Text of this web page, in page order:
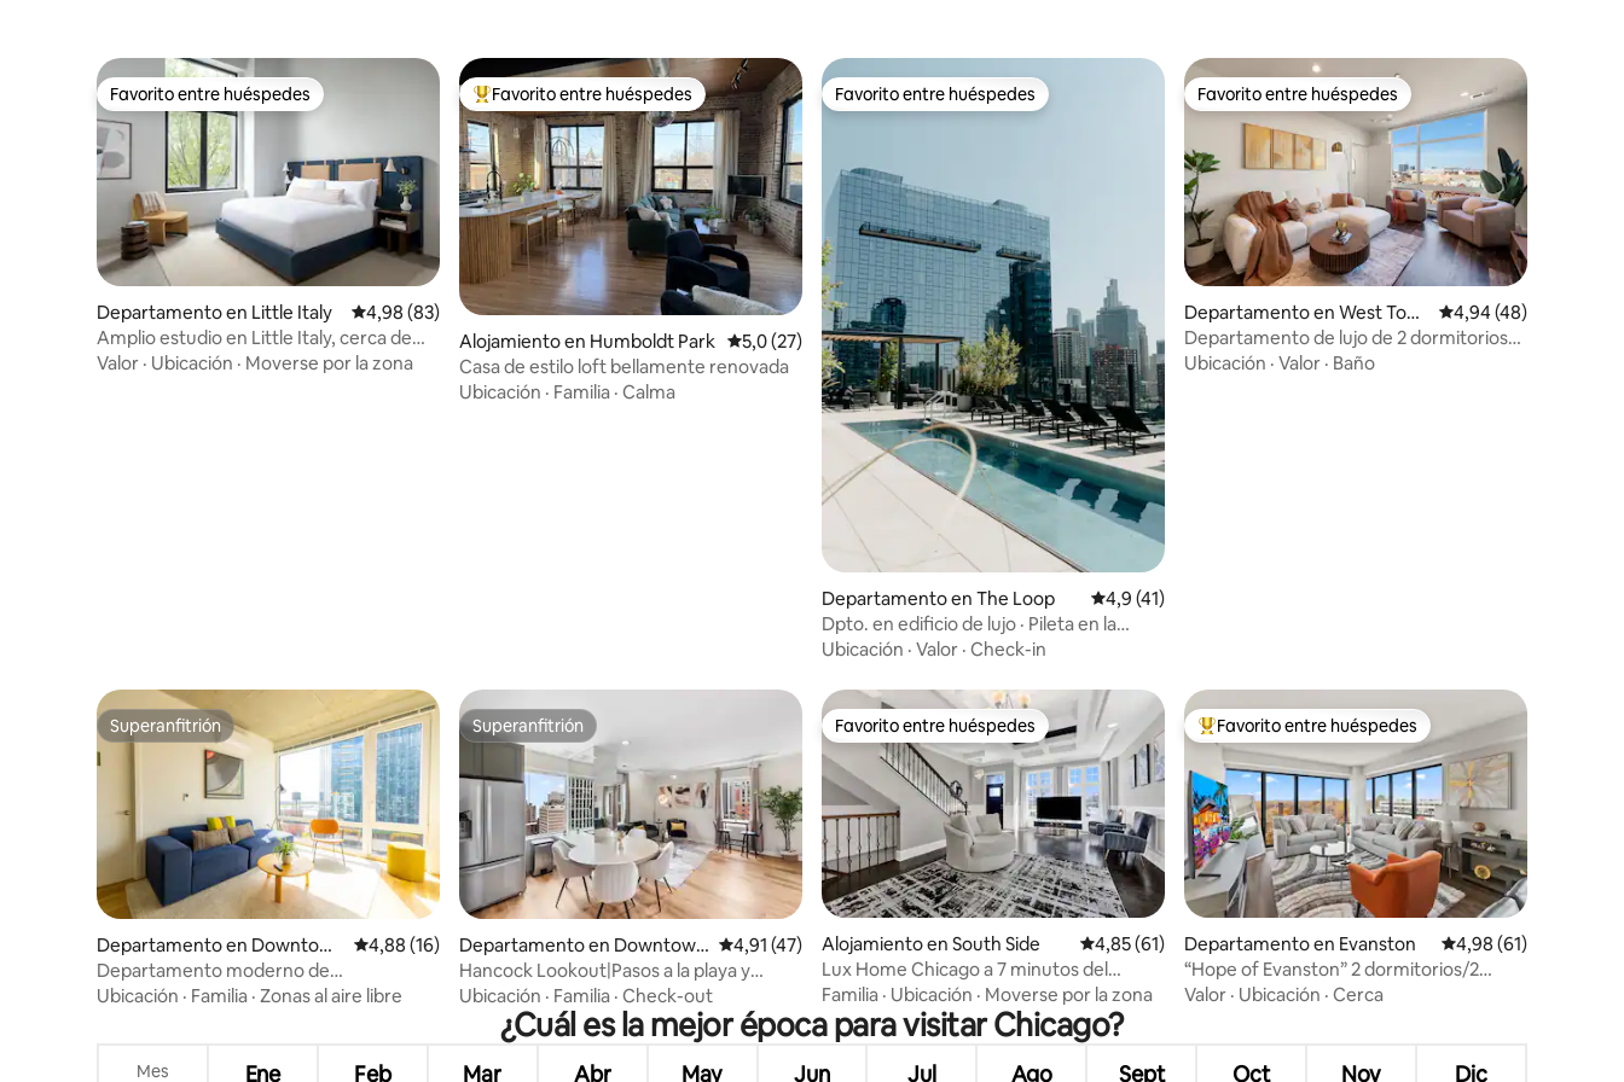
Favorito entre huéspedes
Favorito entre huéspedes
Departamento en Little Italy Calificación promedio: 4,98 de 5. 83 evaluaciones
4,98 (83)
Amplio estudio en Little Italy, cerca de
West Loop
Valor · Ubicación · Moverse por la zona
Favorito entre los huéspedes más destacados
Favorito entre huéspedes
Alojamiento en Humboldt Park Calificación promedio: 5,0 de 5. 27 evaluaciones
5,0 (27)
Casa de estilo loft bellamente renovada
Ubicación · Familia · Calma
Favorito entre huéspedes
Favorito entre huéspedes
Departamento en The Loop Calificación promedio: 4,9 de 5. 41 evaluaciones
4,9 (41)
Dpto. en edificio de lujo · Pileta en la
azotea + vistas
Ubicación · Valor · Check-in
Favorito entre huéspedes
Favorito entre huéspedes
Departamento en West Tow
n
Calificación
4,94 (48)
Departamento de lujo de 2 dormitorios
en el centro de Chicago
Ubicación · Valor · Baño
Superanfitrión
Superanfitrión
Departamento en Downtown
Chicago
Calificación promedio: 4,88 de 5. 16 evaluaciones
4,88 (16)
Departamento moderno de
3 dormitorios cerca de las tiendas de
Ubicación · Familia · Zonas al aire libre
Superanfitrión
Superanfitrión
Departamento en Downtown
Chicago
Calificación promedio: 4,91 de 5. 47 evaluaciones
4,91 (47)
Hancock Lookout|Pasos a la playa y
tránsito, vistas a Chicago
Ubicación · Familia · Check-out
Favorito entre huéspedes
Favorito entre huéspedes
Alojamiento en South Side Calificación promedio: 4,85 de 5. 61 evaluaciones
4,85 (61)
Lux Home Chicago a 7 minutos del
centro
Familia · Ubicación · Moverse por la zona
Favorito entre los huéspedes más destacados
Favorito entre huéspedes
Departamento en Evanston Calificación
4,98 (61)
“Hope of Evanston” 2 dormitorios/2
baños, gimnasio y pileta
Valor · Ubicación · Cerca
¿Cuál es la mejor época para visitar Chicago?
Mes Ene Feb Mar Abr May Jun Jul Ago Sept Oct Nov Dic